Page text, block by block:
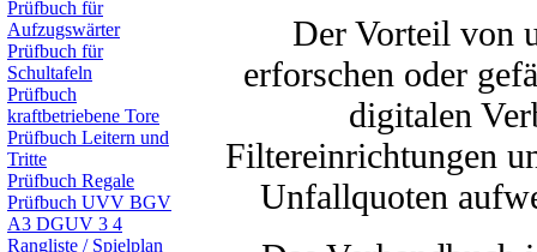
Prüfbuch für
Aufzugswärter
Prüfbuch für
Schultafeln
Prüfbuch
kraftbetriebene Tore
Prüfbuch Leitern und
Tritte
Prüfbuch Regale
Prüfbuch UVV BGV
A3 DGUV 3 4
Rangliste / Spielplan
Der Vorteil von
erforschen oder
digitalen
Filtereinrichtungen
Unfallquoten